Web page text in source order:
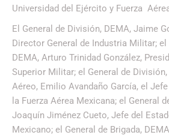
Universidad del Ejército y Fuerza
El General de División, DEMA, Jaime
Director General de Industria Militar; el
DEMA, Arturo Trinidad González,
Superior Militar; el General de
Aéreo, Emilio Avandaño García, el
la Fuerza Aérea Mexicana; el General
Joaquín Jiménez Cueto, Jefe del
Mexicano; el General de Brigada,